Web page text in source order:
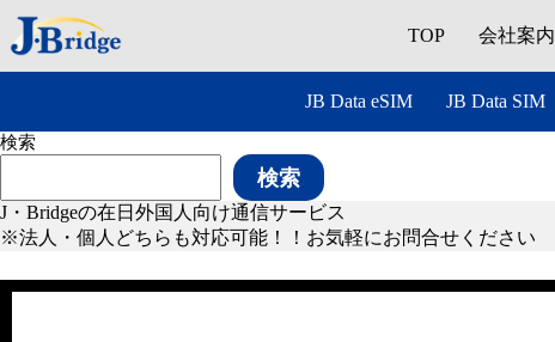
テ
へ
ス
ッ
プ
TOP 会社案内
JB Data eSIM JB Data SIM
検索
検索
J・Bridgeの在日外国人向け通信サービス
※法人・個人どちらも対応可能！！お気軽にお問合せください